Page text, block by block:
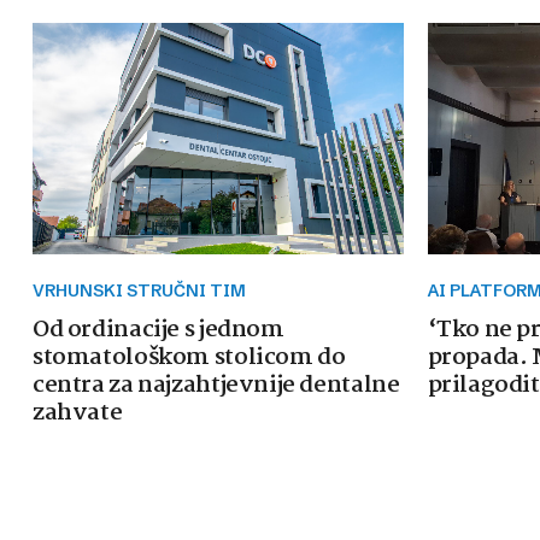
VRHUNSKI STRUČNI TIM
Od ordinacije s jednom
stomatološkom stolicom do
centra za najzahtjevnije dentalne
zahvate
AI
‘Tko ne
propada.